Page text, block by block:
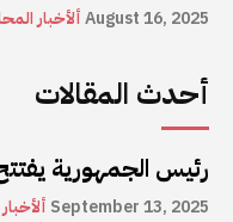
ألأخبارAugust 16, 2025
أحدث المقالات
رئيس الجمهورية
September 13, 2025